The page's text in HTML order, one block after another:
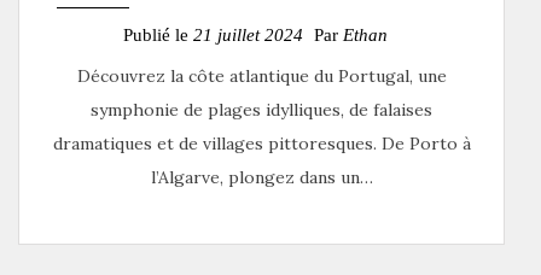
Publié le 21 juillet 2024 Par Ethan
Découvrez la côte atlantique du Portugal, une
symphonie de plages idylliques, de falaises
dramatiques et de villages pittoresques. De Porto à
l’Algarve, plongez dans un…